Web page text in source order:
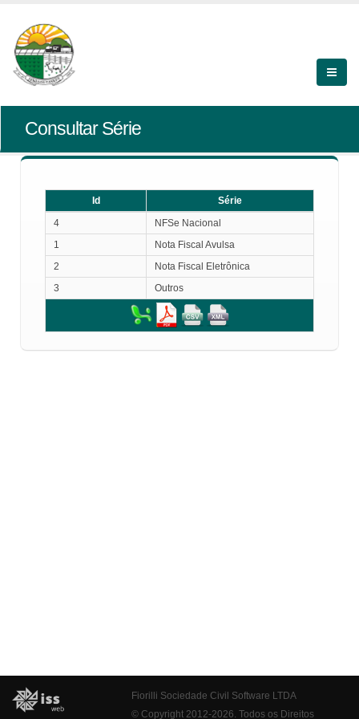
Consultar Série
Id
Série
Série
4
NFSe Nacional
1
Nota Fiscal Avulsa
2
Nota Fiscal Eletrônica
3
Outros
Fiorilli Sociedade Civil Software LTDA
© Copyright 2012-2026. Todos os Direitos